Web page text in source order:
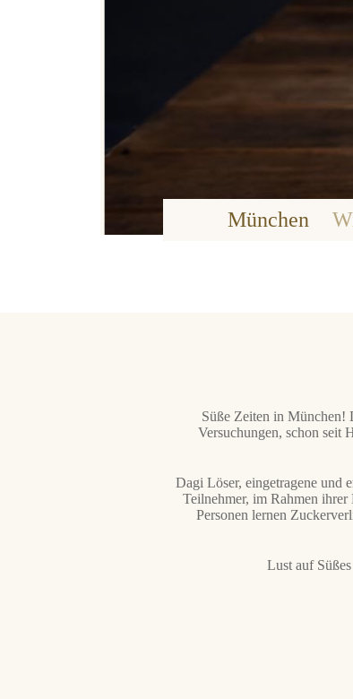
München
Süße Zeiten in München!
Versuchungen, schon seit
Dagi Löser, eingetragene und
Teilnehmer, im Rahmen
Personen lernen
Lust auf